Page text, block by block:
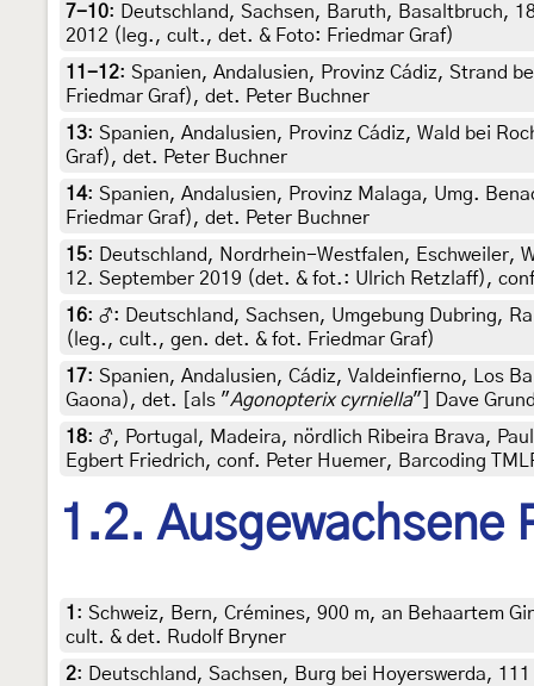
7-10:
Deutschland, Sachsen, Baruth, Basaltbruch,
2012 (leg., cult., det. & Foto: Friedmar Graf)
11-12: Spanien, Andalusien, Provinz Cádiz, Strand
Friedmar Graf), det. Peter Buchner
13: Spanien, Andalusien, Provinz Cádiz, Wald bei
Graf), det. Peter Buchner
14: Spanien, Andalusien, Provinz Malaga, Umg.
Friedmar Graf), det. Peter Buchner
15:
Deutschland, Nordrhein-Westfalen, Eschweiler,
12. September 2019 (det. & fot.: Ulrich Retzlaff),
16: ♂: Deutschland, Sachsen, Umgebung Dubring,
(leg., cult., gen. det. & fot. Friedmar Graf)
17: Spanien, Andalusien, Cádiz, Valdeinfierno, Los
Gaona), det. [als "Agonopterix cyrniella"] Dave
18: ♂, Portugal, Madeira, nördlich Ribeira Brava,
Egbert Friedrich, conf. Peter Huemer, Barcoding
1.2. Ausgewachsene
1 : Schweiz, Bern, Crémines, 900 m, an Behaartem
cult. & det. Rudolf Bryner
2:
Deutschland, Sachsen, Burg bei Hoyerswerda,